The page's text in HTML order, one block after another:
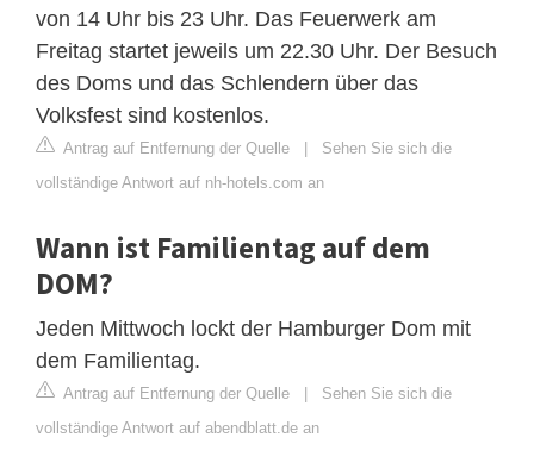
von 14 Uhr bis 23 Uhr. Das Feuerwerk am
Freitag startet jeweils um 22.30 Uhr. Der Besuch
des Doms und das Schlendern über das
Volksfest sind kostenlos.
Antrag auf Entfernung der Quelle | Sehen Sie sich die
vollständige Antwort auf nh-hotels.com an
Wann ist Familientag auf dem
DOM?
Jeden Mittwoch lockt der Hamburger Dom mit
dem Familientag.
Antrag auf Entfernung der Quelle | Sehen Sie sich die
vollständige Antwort auf abendblatt.de an